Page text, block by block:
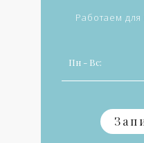
Работаем
Пн - Вс: